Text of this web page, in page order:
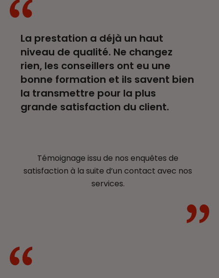
La prestation a déjà un haut
niveau de qualité. Ne changez
rien, les conseillers ont eu une
bonne formation et ils savent bien
la transmettre pour la plus
grande satisfaction du client.
Témoignage issu de nos enquêtes de
satisfaction à la suite d’un contact avec nos
services.